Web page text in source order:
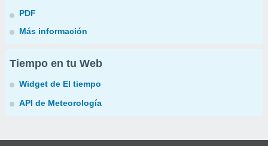
PDF
Más información
Tiempo en tu Web
Widget de El tiempo
API de Meteorología